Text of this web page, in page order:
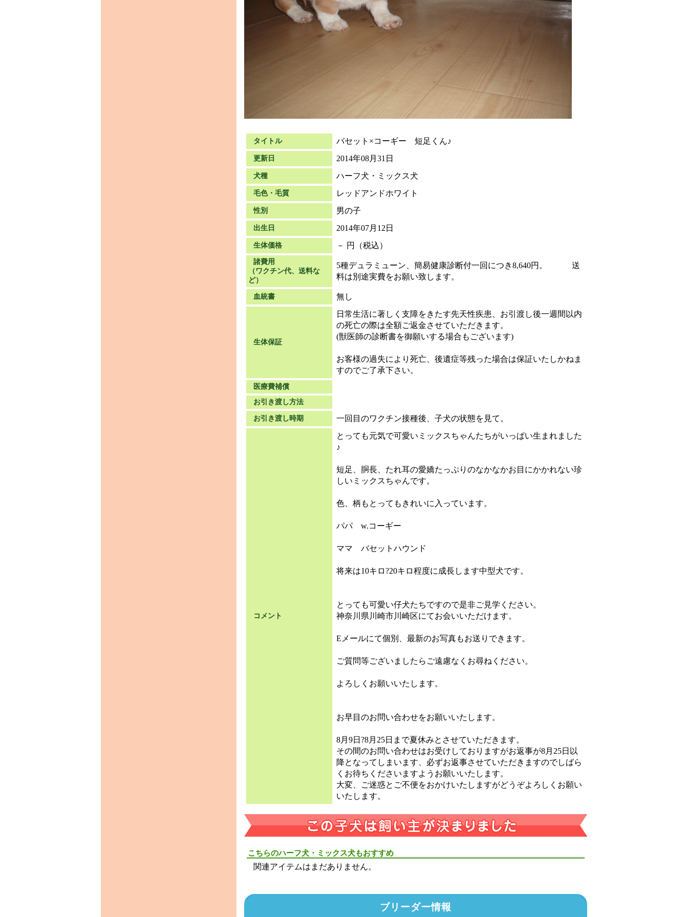
タイトル バセット×コーギー 短足くん♪
更新日 2014年08月31日
犬種 ハーフ犬・ミックス犬
毛色・毛質 レッドアンドホワイト
性別 男の子
出生日 2014年07月12日
生体価格 － 円（税込）
諸費用
（ワクチン代、送料な
ど）
5種デュラミューン、簡易健康診断付一回につき8,640円。 送
料は別途実費をお願い致します。
血統書 無し
生体保証
日常生活に著しく支障をきたす先天性疾患、お引渡し後一週間以内
の死亡の際は全額ご返金させていただきます。
(獣医師の診断書を御願いする場合もございます)
お客様の過失により死亡、後遺症等残った場合は保証いたしかねま
すのでご了承下さい。
医療費補償
お引き渡し方法
お引き渡し時期 一回目のワクチン接種後、子犬の状態を見て。
コメント
とっても元気で可愛いミックスちゃんたちがいっぱい生まれました
♪
短足、胴長、たれ耳の愛嬌たっぷりのなかなかお目にかかれない珍
しいミックスちゃんです。
色、柄もとってもきれいに入っています。
パパ w.コーギー
ママ バセットハウンド
将来は10キロ?20キロ程度に成長します中型犬です。
とっても可愛い仔犬たちですので是非ご見学ください。
神奈川県川崎市川崎区にてお会いいただけます。
Eメールにて個別、最新のお写真もお送りできます。
ご質問等ございましたらご遠慮なくお尋ねください。
よろしくお願いいたします。
お早目のお問い合わせをお願いいたします。
8月9日?8月25日まで夏休みとさせていただきます。
その間のお問い合わせはお受けしておりますがお返事が8月25日以
降となってしまいます、必ずお返事させていただきますのでしばら
くお待ちくださいますようお願いいたします。
大変、ご迷惑とご不便をおかけいたしますがどうぞよろしくお願い
いたします。
こちらのハーフ犬・ミックス犬もおすすめ
関連アイテムはまだありません。
ブリーダー情報